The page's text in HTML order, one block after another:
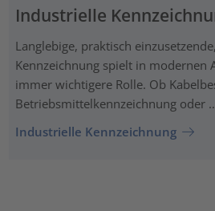
Industrielle
Langlebige, praktisch
Kennzeichnung spielt in modernen
immer wichtigere Rolle. Ob
Betriebsmittelkennzeichnung oder
Industrielle Kennzeichnung